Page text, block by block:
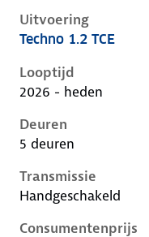
Uitvoering
Renault Clio vi, 1.2
Techno 1.2 TCE
Looptijd
2026 - heden
Deuren
5 deuren
Transmissie
Handgeschakeld
Consumentenprijs